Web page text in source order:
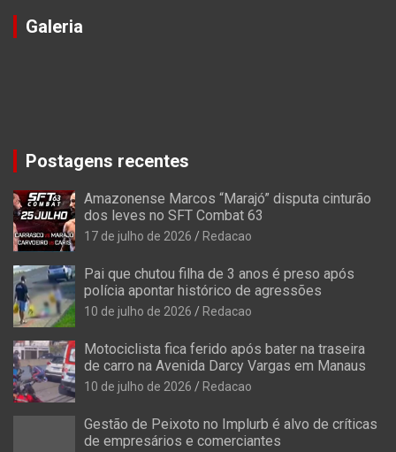
Galeria
Postagens recentes
Amazonense Marcos “Marajó” disputa cinturão
dos leves no SFT Combat 63
17 de julho de 2026 Redacao
Pai que chutou filha de 3 anos é preso após
polícia apontar histórico de agressões
10 de julho de 2026 Redacao
Motociclista fica ferido após bater na traseira
de carro na Avenida Darcy Vargas em Manaus
10 de julho de 2026 Redacao
Gestão de Peixoto no Implurb é alvo de críticas
de empresários e comerciantes